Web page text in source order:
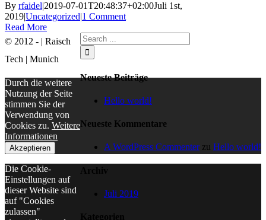
By rfaidel|2019-07-01T20:48:37+02:00Juli 1st,
2019|Uncategorized|1 Comment
Read More
Search
for:
Neueste Beiträge
Hello world!
Neueste Kommentare
A WordPress Commenterzu Hello world!
Archiv
Juli 2019
Kategorien
© 2012 - | Raisch
Tech | Munich
Durch die weitere
Nutzung der Seite
stimmen Sie der
Verwendung von
Cookies zu. Weitere
Informationen
Akzeptieren
Die Cookie-
Einstellungen auf
dieser Website sind
auf "Cookies
zulassen"